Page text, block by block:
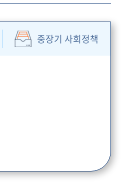
중장기 사회정책